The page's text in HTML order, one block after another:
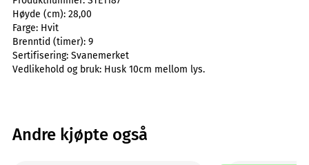
Høyde (cm): 28,00
Farge: Hvit
Brenntid (timer): 9
Sertifisering: Svanemerket
Vedlikehold og bruk: Husk 10cm mellom lys.
Andre kjøpte også